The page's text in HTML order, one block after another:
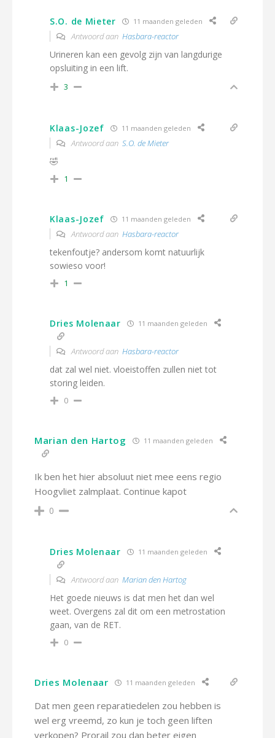
S.O. de Mieter 11 maanden geleden
Antwoord aan Hasbara-reactor
Urineren kan een gevolg zijn van langdurige
opsluiting in een lift.
3
Klaas-Jozef 11 maanden geleden
Antwoord aan S.O. de Mieter
🤣
1
Klaas-Jozef 11 maanden geleden
Antwoord aan Hasbara-reactor
tekenfoutje? andersom komt natuurlijk
sowieso voor!
1
Dries Molenaar 11 maanden geleden
Antwoord aan Hasbara-reactor
dat zal wel niet. vloeistoffen zullen niet tot
storing leiden.
0
Marian den Hartog 11 maanden geleden
Ik ben het hier absoluut niet mee eens regio
Hoogvliet zalmplaat. Continue kapot
0
Dries Molenaar 11 maanden geleden
Antwoord aan Marian den Hartog
Het goede nieuws is dat men het dan wel
weet. Overgens zal dit om een metrostation
gaan, van de RET.
0
Dries Molenaar 11 maanden geleden
Dat men geen reparatiedelen zou hebben is
wel erg vreemd, zo kun je toch geen liften
verkopen? Prorail zou dan beter eigen